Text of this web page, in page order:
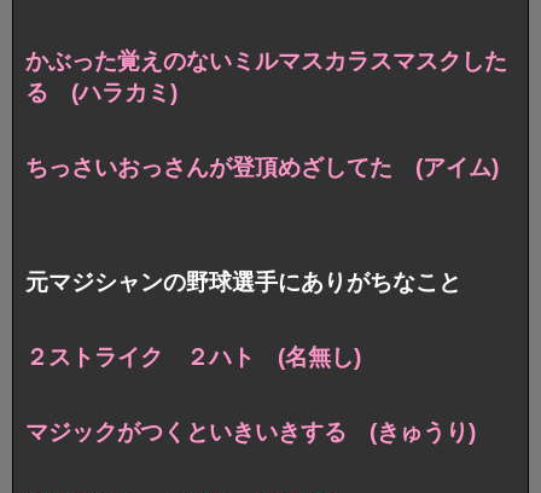
かぶった覚えのないミルマスカラスマスクした
る (ハラカミ)
ちっさいおっさんが登頂めざしてた (アイム)
元マジシャンの野球選手にありがちなこと
２ストライク ２ハト (名無し)
マジックがつくといきいきする (きゅうり)